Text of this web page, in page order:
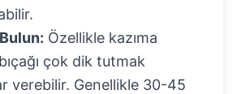
Özellikle kazıma
çok dik tutmak
verebilir. Genellikle 30-45